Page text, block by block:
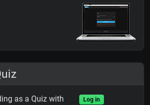
as a Quiz with
Log in